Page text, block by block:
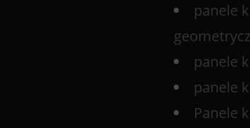
panele
panele
panele
Panele